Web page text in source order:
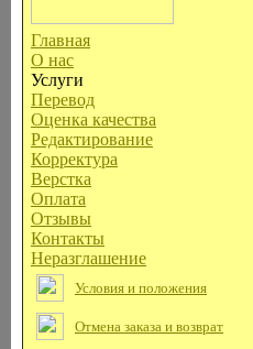
Главная
О нас
Услуги
Перевод
Оценка качества
Редактирование
Корректура
Верстка
Оплата
Отзывы
Контакты
Неразглашение
Условия и положения
Отмена заказа и возврат